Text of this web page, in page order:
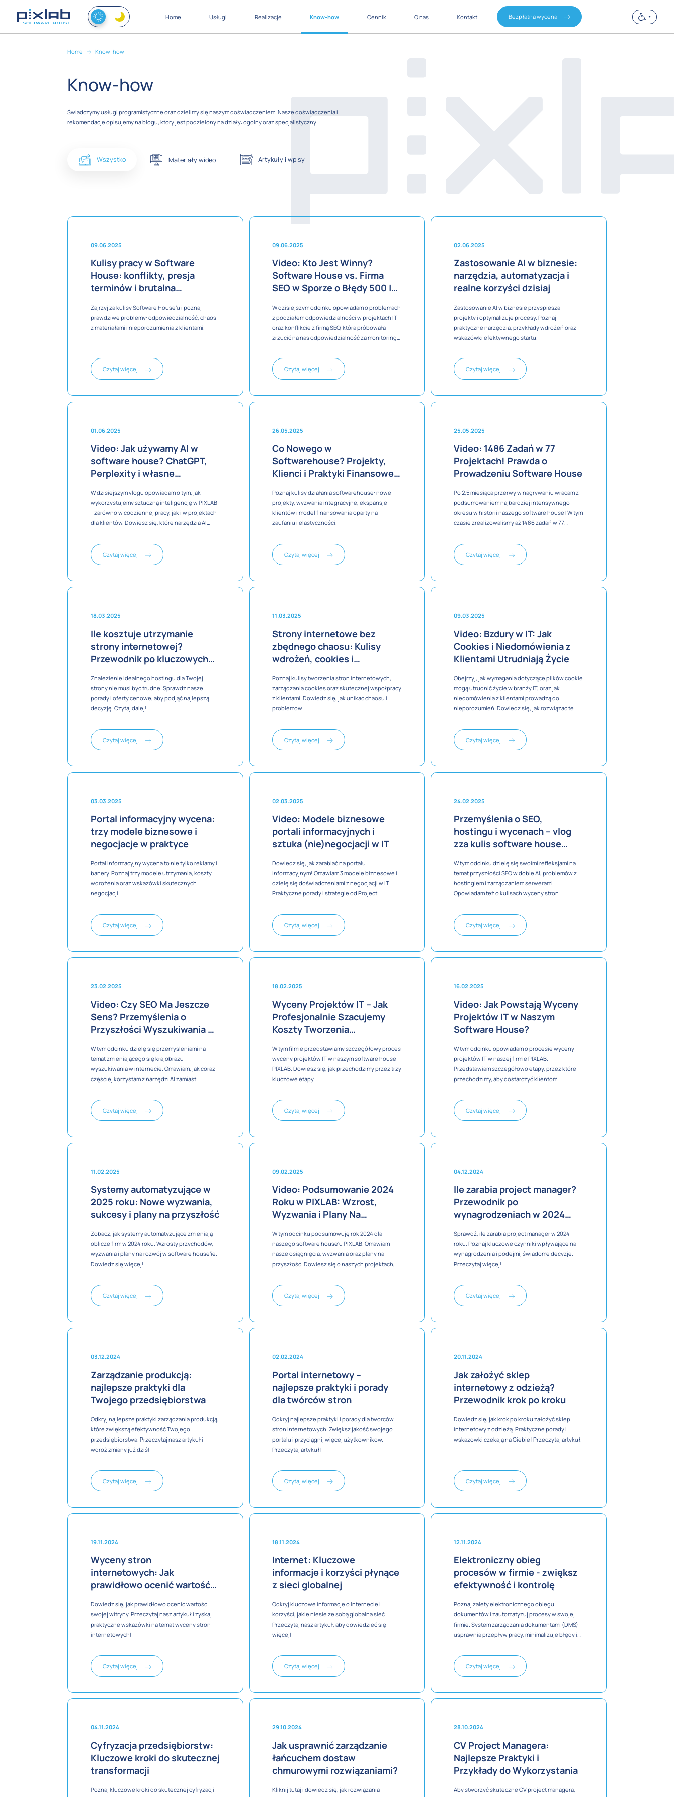
Home Usługi Realizacje Know-how Cennik O nas Kontakt Bezpłatna wycena
Home Know-how
Know-how
Świadczymy usługi programistyczne oraz dzielimy się naszym doświadczeniem. Nasze doświadczenia i
rekomendacje opisujemy na blogu, który jest podzielony na działy: ogólny oraz specjalistyczny.
Wszystko Materiały wideo Artykuły i wpisy
09.06.2025
Kulisy pracy w Software
House: konflikty, presja
terminów i brutalna
Zajrzyj za kulisy Software House’u i poznaj
prawdziwe problemy: odpowiedzialność, chaos
z materiałami i nieporozumienia z klientami.
Czytaj więcej
09.06.2025
Video: Kto Jest Winny?
Software House vs. Firma
SEO w Sporze o Błędy 500 |
W dzisiejszym odcinku opowiadam o problemach
z podziałem odpowiedzialności w projektach IT
oraz konflikcie z firmą SEO, która próbowała
zrzucić na nas odpowiedzialność za monitoring
Czytaj więcej
02.06.2025
Zastosowanie AI w biznesie:
narzędzia, automatyzacja i
realne korzyści dzisiaj
Zastosowanie AI w biznesie przyspiesza
projekty i optymalizuje procesy. Poznaj
praktyczne narzędzia, przykłady wdrożeń oraz
wskazówki efektywnego startu.
Czytaj więcej
01.06.2025
Video: Jak używamy AI w
software house? ChatGPT,
Perplexity i własne
W dzisiejszym vlogu opowiadam o tym, jak
wykorzystujemy sztuczną inteligencję w PIXLAB
- zarówno w codziennej pracy, jak i w projektach
dla klientów. Dowiesz się, które narzędzia AI
dlaczego większość firm nie wykorzystuje
jeszcze pełnego potencjału AI.
Czytaj więcej
26.05.2025
Co Nowego w
Softwarehouse? Projekty,
Klienci i Praktyki Finansowe
Poznaj kulisy działania softwarehouse: nowe
projekty, wyzwania integracyjne, ekspansje
klientów i model finansowania oparty na
zaufaniu i elastyczności.
Czytaj więcej
25.05.2025
Video: 1486 Zadań w 77
Projektach! Prawda o
Prowadzeniu Software House
Po 2,5 miesiąca przerwy w nagrywaniu wracam z
podsumowaniem najbardziej intensywnego
okresu w historii naszego software house! W tym
czasie zrealizowaliśmy aż 1486 zadań w 77
systemami ERP po marketplace'y i systemy
zarządzania.
Czytaj więcej
18.03.2025
Ile kosztuje utrzymanie
strony internetowej?
Przewodnik po kluczowych
Znalezienie idealnego hostingu dla Twojej
strony nie musi być trudne. Sprawdź nasze
porady i oferty cenowe, aby podjąć najlepszą
decyzję. Czytaj dalej!
Czytaj więcej
11.03.2025
Strony internetowe bez
zbędnego chaosu: Kulisy
wdrożeń, cookies i
Poznaj kulisy tworzenia stron internetowych,
zarządzania cookies oraz skutecznej współpracy
z klientami. Dowiedz się, jak unikać chaosu i
problemów.
Czytaj więcej
09.03.2025
Video: Bzdury w IT: Jak
Cookies i Niedomówienia z
Klientami Utrudniają Życie
Obejrzyj, jak wymagania dotyczące plików cookie
mogą utrudnić życie w branży IT, oraz jak
niedomówienia z klientami prowadzą do
nieporozumień. Dowiedz się, jak rozwiązać te
opowiada o prawdziwej historii, w której skrypt
zarządzający cookies zablokował widget
sprzedażowy i jak został rozwiązany ten
Czytaj więcej
03.03.2025
Portal informacyjny wycena:
trzy modele biznesowe i
negocjacje w praktyce
Portal informacyjny wycena to nie tylko reklamy i
banery. Poznaj trzy modele utrzymania, koszty
wdrożenia oraz wskazówki skutecznych
negocjacji.
Czytaj więcej
02.03.2025
Video: Modele biznesowe
portali informacyjnych i
sztuka (nie)negocjacji w IT
Dowiedz się, jak zarabiać na portalu
informacyjnym! Omawiam 3 modele biznesowe i
dzielę się doświadczeniami z negocjacji w IT.
Praktyczne porady i strategie od Project
Czytaj więcej
24.02.2025
Przemyślenia o SEO,
hostingu i wycenach – vlog
zza kulis software house
W tym odcinku dzielę się swoimi refleksjami na
temat przyszłości SEO w dobie AI, problemów z
hostingiem i zarządzaniem serwerami.
Opowiadam też o kulisach wyceny stron
trafiają do PIXLAB. Dołącz do dyskusji i dowiedz
się więcej o prowadzeniu software house'u od
środka!
Czytaj więcej
23.02.2025
Video: Czy SEO Ma Jeszcze
Sens? Przemyślenia o
Przyszłości Wyszukiwania w
W tym odcinku dzielę się przemyśleniami na
temat zmieniającego się krajobrazu
wyszukiwania w internecie. Omawiam, jak coraz
częściej korzystam z narzędzi AI zamiast
mieć konsekwencje dla SEO. Poruszam też
kwestie związane z zarządzaniem serwerami i
hostingiem. Dodatkowo, dzielę się refleksjami na
IT.
Czytaj więcej
18.02.2025
Wyceny Projektów IT – Jak
Profesjonalnie Szacujemy
Koszty Tworzenia
W tym filmie przedstawiamy szczegółowy proces
wyceny projektów IT w naszym software house
PIXLAB. Dowiesz się, jak przechodzimy przez trzy
kluczowe etapy.
Czytaj więcej
16.02.2025
Video: Jak Powstają Wyceny
Projektów IT w Naszym
Software House?
W tym odcinku opowiadam o procesie wyceny
projektów IT w naszej firmie PIXLAB.
Przedstawiam szczegółowo etapy, przez które
przechodzimy, aby dostarczyć klientom
kontaktu, przez wstępne szacunki, po
szczegółowe warsztaty - dowiesz się, jak
wygląda cały proces i co możesz oczekiwać,
Czytaj więcej
11.02.2025
Systemy automatyzujące w
2025 roku: Nowe wyzwania,
sukcesy i plany na przyszłość
Zobacz, jak systemy automatyzujące zmieniają
oblicze firm w 2024 roku. Wzrosty przychodów,
wyzwania i plany na rozwój w software house’ie.
Dowiedz się więcej!
Czytaj więcej
09.02.2025
Video: Podsumowanie 2024
Roku w PIXLAB: Wzrost,
Wyzwania i Plany Na
W tym odcinku podsumowuję rok 2024 dla
naszego software house'u PIXLAB. Omawiam
nasze osiągnięcia, wyzwania oraz plany na
przyszłość. Dowiesz się o naszych projektach,
biznesu. Poruszam też temat mojej nieobecności
na YouTube i dzielę się planami na 2025 rok.
Czytaj więcej
04.12.2024
Ile zarabia project manager?
Przewodnik po
wynagrodzeniach w 2024
Sprawdź, ile zarabia project manager w 2024
roku. Poznaj kluczowe czynniki wpływające na
wynagrodzenia i podejmij świadome decyzje.
Przeczytaj więcej!
Czytaj więcej
03.12.2024
Zarządzanie produkcją:
najlepsze praktyki dla
Twojego przedsiębiorstwa
Odkryj najlepsze praktyki zarządzania produkcją,
które zwiększą efektywność Twojego
przedsiębiorstwa. Przeczytaj nasz artykuł i
wdroż zmiany już dziś!
Czytaj więcej
02.02.2024
Portal internetowy –
najlepsze praktyki i porady
dla twórców stron
Odkryj najlepsze praktyki i porady dla twórców
stron internetowych. Zwiększ jakość swojego
portalu i przyciągnij więcej użytkowników.
Przeczytaj artykuł!
Czytaj więcej
20.11.2024
Jak założyć sklep
internetowy z odzieżą?
Przewodnik krok po kroku
Dowiedz się, jak krok po kroku założyć sklep
internetowy z odzieżą. Praktyczne porady i
wskazówki czekają na Ciebie! Przeczytaj artykuł.
Czytaj więcej
19.11.2024
Wyceny stron
internetowych: Jak
prawidłowo ocenić wartość
Dowiedz się, jak prawidłowo ocenić wartość
swojej witryny. Przeczytaj nasz artykuł i zyskaj
praktyczne wskazówki na temat wyceny stron
internetowych!
Czytaj więcej
18.11.2024
Internet: Kluczowe
informacje i korzyści płynące
z sieci globalnej
Odkryj kluczowe informacje o Internecie i
korzyści, jakie niesie ze sobą globalna sieć.
Przeczytaj nasz artykuł, aby dowiedzieć się
więcej!
Czytaj więcej
12.11.2024
Elektroniczny obieg
procesów w firmie - zwiększ
efektywność i kontrolę
Poznaj zalety elektronicznego obiegu
dokumentów i zautomatyzuj procesy w swojej
firmie. System zarządzania dokumentami (DMS)
usprawnia przepływ pracy, minimalizuje błędy i
bezpieczeństwo danych i oszczędność
zasobów. Dowiedz się, jak elektroniczny obieg
dokumentów może zrewolucjonizować
przedsiębiorstwie.
Czytaj więcej
04.11.2024
Cyfryzacja przedsiębiorstw:
Kluczowe kroki do skutecznej
transformacji
Poznaj kluczowe kroki do skutecznej cyfryzacji
29.10.2024
Jak usprawnić zarządzanie
łańcuchem dostaw
chmurowymi rozwiązaniami?
Kliknij tutaj i dowiedz się, jak rozwiązania
28.10.2024
CV Project Managera:
Najlepsze Praktyki i
Przykłady do Wykorzystania
Aby stworzyć skuteczne CV project managera,